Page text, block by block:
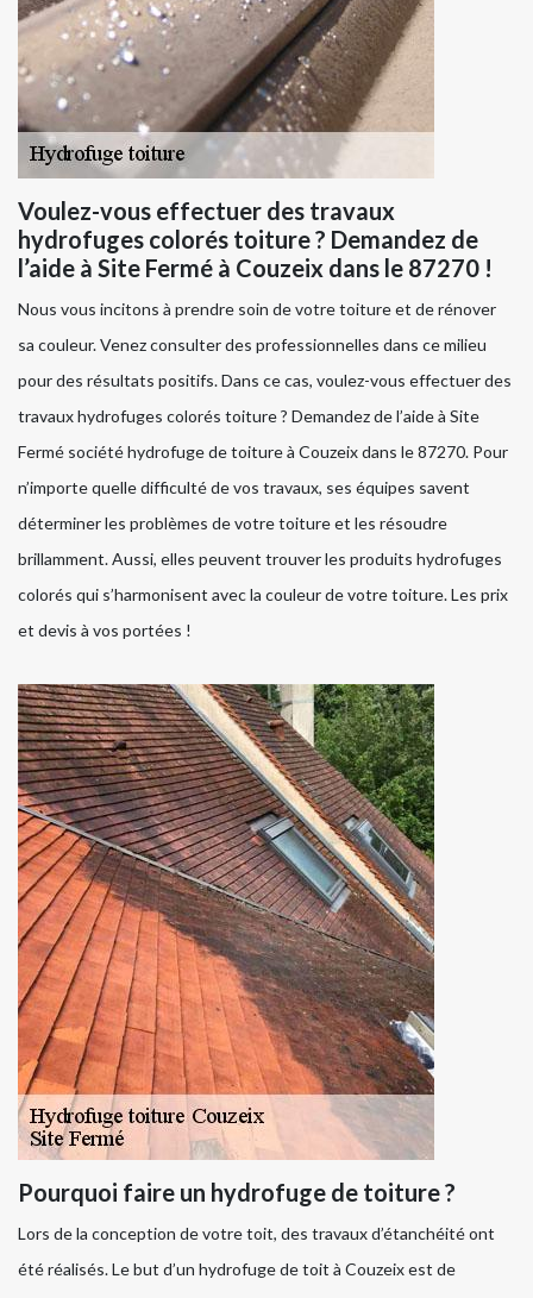
Voulez-vous effectuer des travaux
hydrofuges colorés toiture ? Demandez de
l’aide à Site Fermé à Couzeix dans le 87270 !
Nous vous incitons à prendre soin de votre toiture et de rénover
sa couleur. Venez consulter des professionnelles dans ce milieu
pour des résultats positifs. Dans ce cas, voulez-vous effectuer des
travaux hydrofuges colorés toiture ? Demandez de l’aide à Site
Fermé société hydrofuge de toiture à Couzeix dans le 87270. Pour
n’importe quelle difficulté de vos travaux, ses équipes savent
déterminer les problèmes de votre toiture et les résoudre
brillamment. Aussi, elles peuvent trouver les produits hydrofuges
colorés qui s’harmonisent avec la couleur de votre toiture. Les prix
et devis à vos portées !
Pourquoi faire un hydrofuge de toiture ?
Lors de la conception de votre toit, des travaux d’étanchéité ont
été réalisés. Le but d’un hydrofuge de toit à Couzeix est de